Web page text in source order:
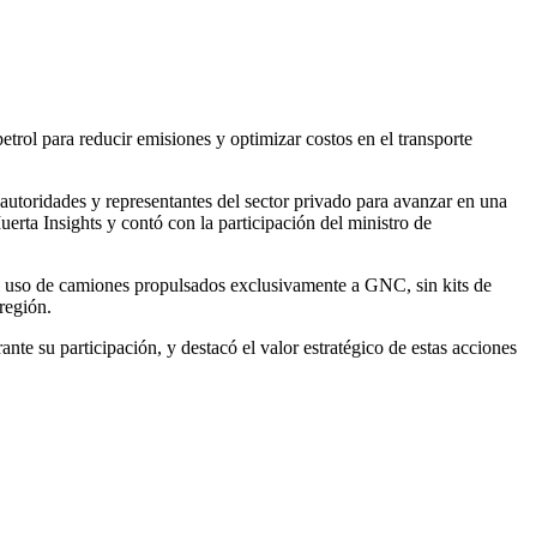
para reducir emisiones y optimizar costos en el transporte
y representantes del sector privado para avanzar en una
Insights y contó con la participación del ministro de
de camiones propulsados exclusivamente a GNC, sin kits de
su participación, y destacó el valor estratégico de estas acciones